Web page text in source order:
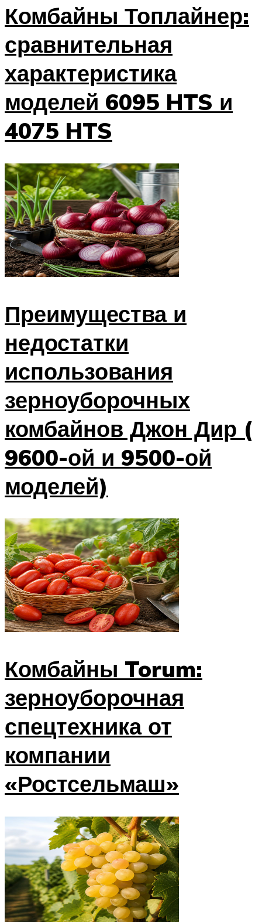
Комбайны Топлайнер:
сравнительная
характеристика
моделей 6095 HTS и
4075 HTS
Преимущества и
недостатки
использования
зерноуборочных
комбайнов Джон Дир (
9600-ой и 9500-ой
моделей)
Комбайны Torum:
зерноуборочная
спецтехника от
компании
«Ростсельмаш»